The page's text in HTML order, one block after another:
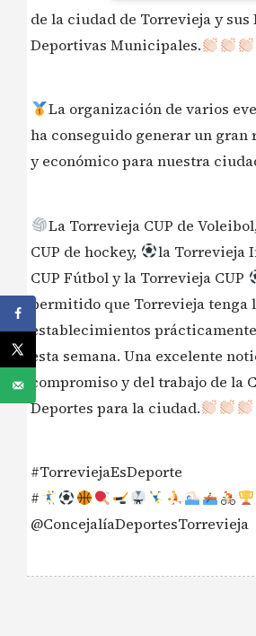
de la ciudad de Torrevieja y
Deportivas Municipales.
La organización de varios
ha conseguido generar un
y económico para nuestra
La Torrevieja CUP de
CUP de hockey,
la Torrevieja
CUP Fútbol y la Torrevieja CUP
permitido que Torrevieja tenga
establecimientos
esta semana. Una excelente
compromiso y del trabajo de la
Deportes para la ciudad.
#TorreviejaEsDeporte
#
@ConcejalíaDeportesTorrevieja